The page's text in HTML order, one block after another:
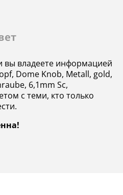
вы владеете информацией
Dome Knob, Metall, gold,
6,1mm Sc,
с теми, кто только